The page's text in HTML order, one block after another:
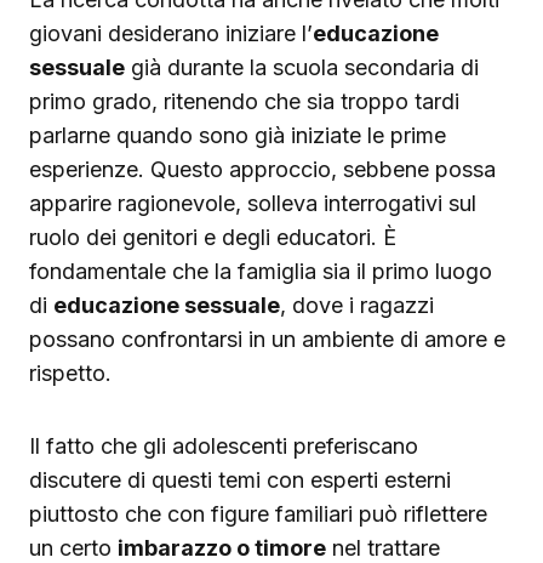
giovani desiderano iniziare l’educazione
sessuale già durante la scuola secondaria di
primo grado, ritenendo che sia troppo tardi
parlarne quando sono già iniziate le prime
esperienze. Questo approccio, sebbene possa
apparire ragionevole, solleva interrogativi sul
ruolo dei genitori e degli educatori. È
fondamentale che la famiglia sia il primo luogo
di educazione sessuale, dove i ragazzi
possano confrontarsi in un ambiente di amore e
rispetto.
Il fatto che gli adolescenti preferiscano
discutere di questi temi con esperti esterni
piuttosto che con figure familiari può riflettere
un certo imbarazzo o timore nel trattare